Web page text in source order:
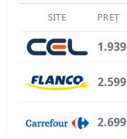
SITE PREȚ
1.939
2.599
2.699